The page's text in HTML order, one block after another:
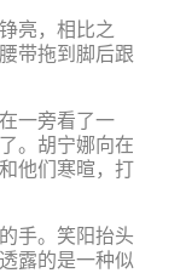
亮，相比之
带拖到脚后跟
一旁看了一
。胡宁娜向在
他们寒暄，打
手。笑阳抬头
露的是一种似